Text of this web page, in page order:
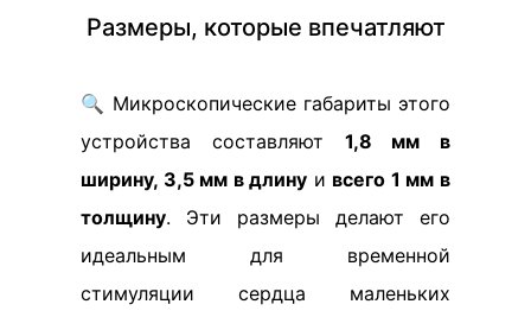
Размеры, которые впечатляют
🔍 Микроскопические габариты этого
устройства составляют 1,8 мм в
ширину, 3,5 мм в длину и всего 1 мм в
толщину. Эти размеры делают его
идеальным для временной
стимуляции сердца маленьких